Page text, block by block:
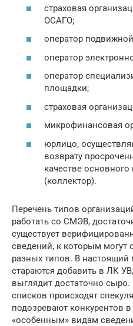
страховая
ОСАГО;
оператор
оператор
оператор
площадки;
страховая
микрофинансовая
юрлицо,
возврату
качестве
(коллектор).
Перечень типов
работать со СМЭВ,
существует
сведений, к которым могут
разных типов. В настоящий
стараются добавить в ЛК
выглядит достаточно сыро.
списков происходят
подозревают конкурентов
«особенным» видам